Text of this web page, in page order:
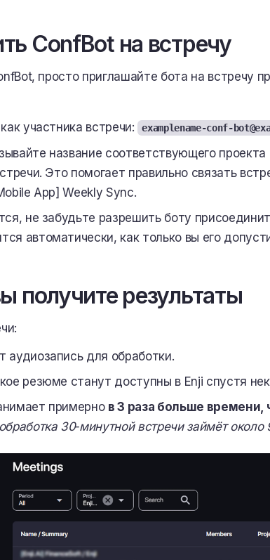
ConfBot на встречу
просто приглашайте бота на встречу
участника встречи: examplename-conf-
название соответствующего проекта
Это помогает правильно связать
App] Weekly Sync.
не забудьте разрешить боту
автоматически, как только вы его
получите результаты
аудиозапись для обработки.
резюме станут доступны в Enji спустя
примерно в 3 раза больше времени,
30‑минутной встречи займёт около